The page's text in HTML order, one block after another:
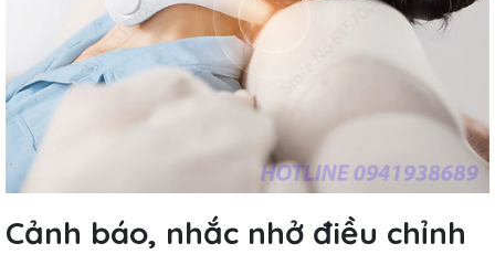
Cảnh báo, nhắc nhở điều chỉnh